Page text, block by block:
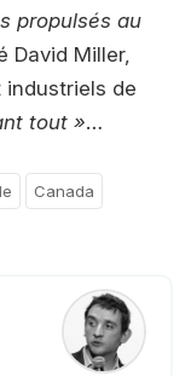
propulsés au
David Miller,
de
tout »…
Canada